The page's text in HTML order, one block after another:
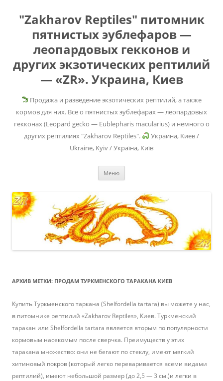
"Zakharov Reptiles" питомник
пятнистых эублефаров —
леопардовых гекконов и
других экзотических рептилий
— «ZR». Украина, Киев
Продажа и разведение экзотических рептилий, а также
кормов для них. Все о пятнистых эублефарах — леопардовых
гекконах (Leopard gecko — Eublepharis macularius) и немного о
других рептилиях "Zakharov Reptiles".
Украина, Киев /
Ukraine, Kyiv / Україна, Київ
Меню
АРХИВ МЕТКИ: ПРОДАМ ТУРКМЕНСКОГО ТАРАКАНА КИЕВ
Купить Туркменского таркана (Shelfordella tartara) вы можете у нас,
в питомнике рептилий «Zakharov Reptiles», Киев. Туркменский
таракан или Shelfordella tartara является вторым по популярности
кормовым насекомым после сверчка. Преимуществ у этих
таракана множество: они не бегают по стеклу, имеют мягкий
хитиновый покров (который легко переваривается всеми видами
рептилий), имеют небольшой размер (до 2,5 — 3 см.)и легки в